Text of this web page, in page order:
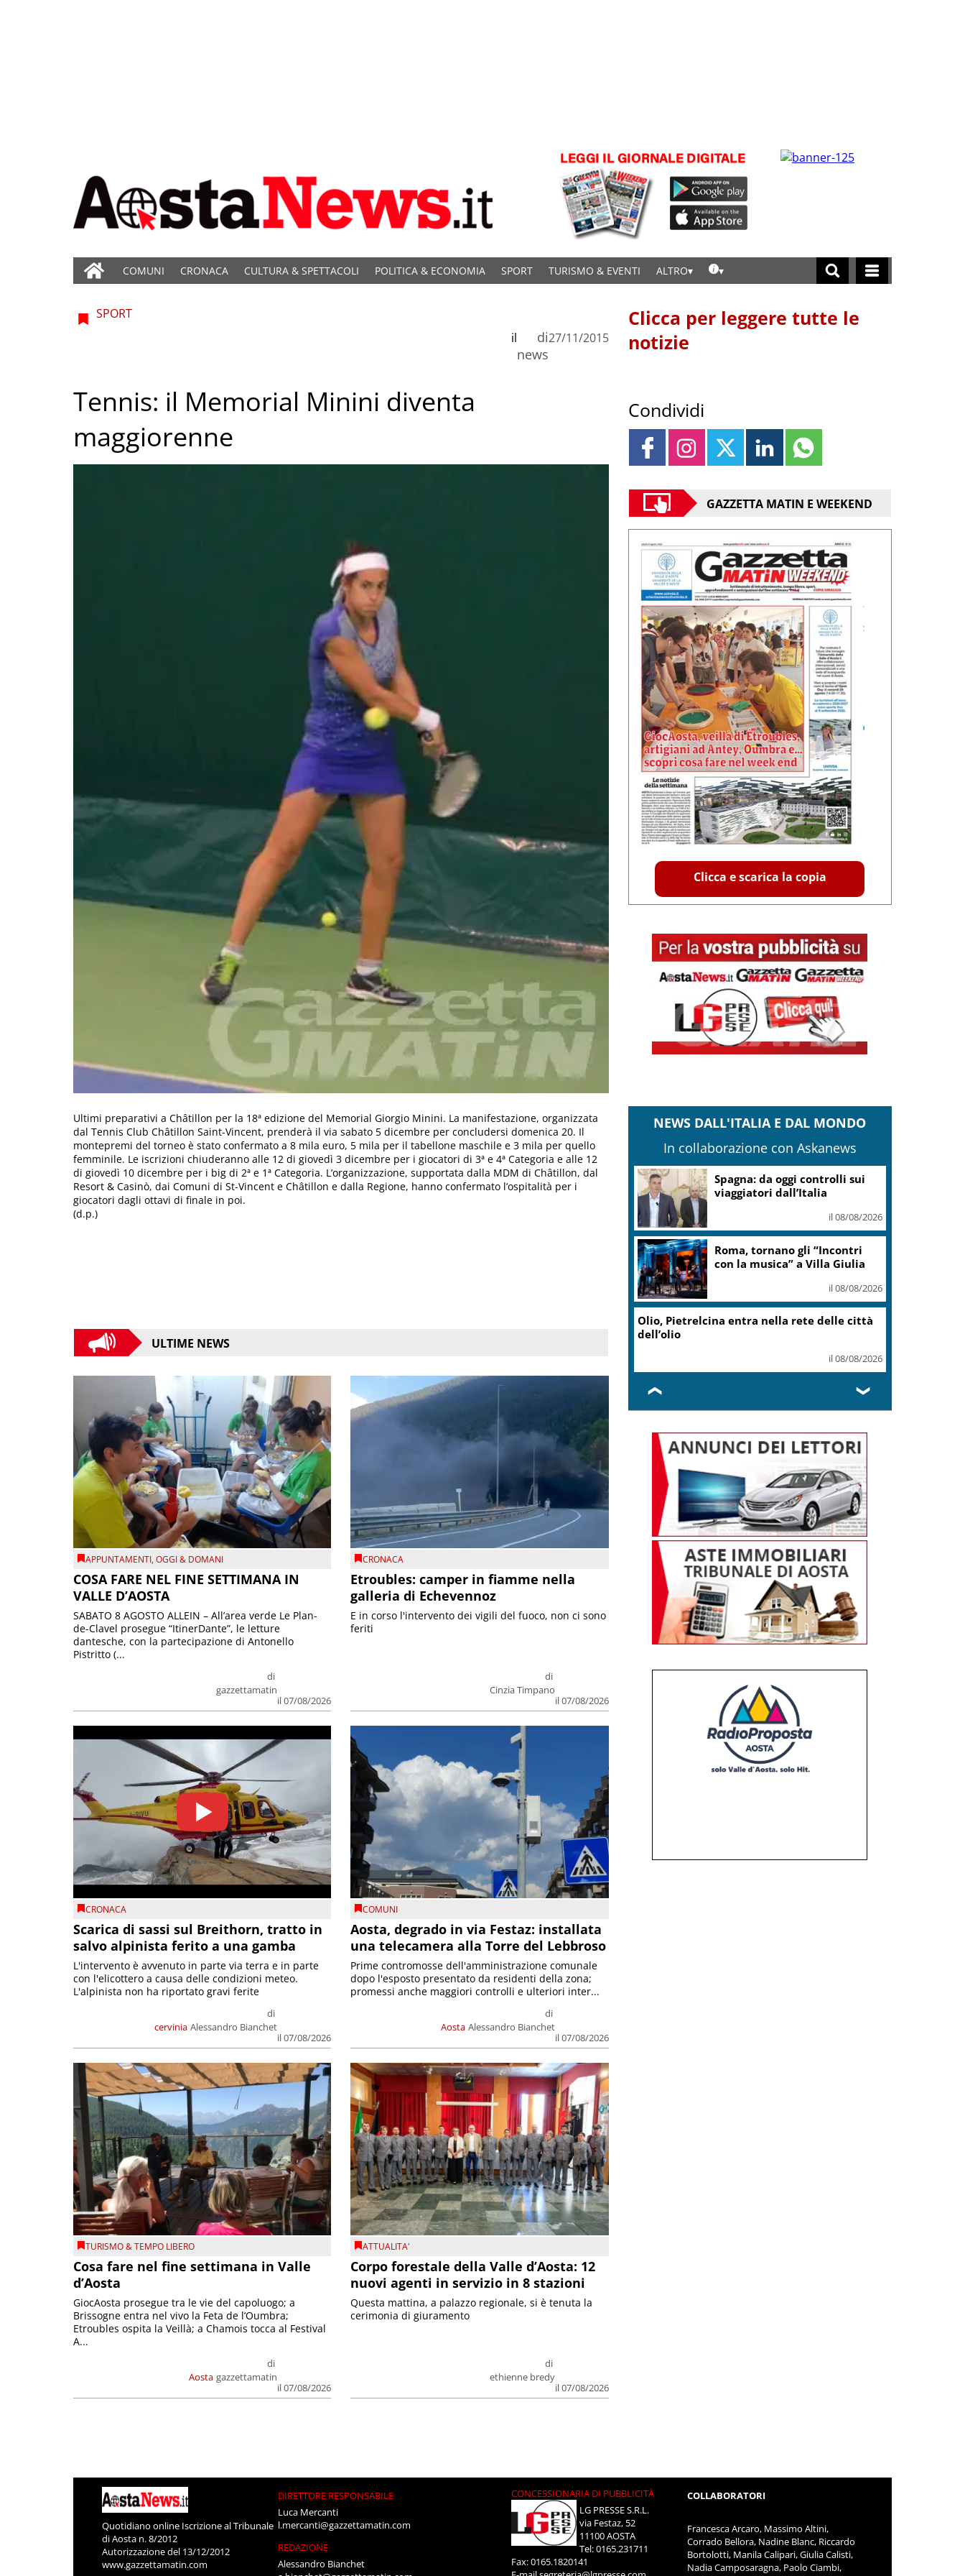
COMUNI CRONACA CULTURA & SPETTACOLI POLITICA & ECONOMIA SPORT TURISMO & EVENTI ALTRO
SPORT
di
news
il 27/11/2015
Tennis: il Memorial Minini diventa
maggiorenne
Ultimi preparativi a Châtillon per la 18ª edizione del Memorial Giorgio Minini. La manifestazione, organizzata
dal Tennis Club Châtillon Saint-Vincent, prenderà il via sabato 5 dicembre per concludersi domenica 20. Il
montepremi del torneo è stato confermato a 8 mila euro, 5 mila per il tabellone maschile e 3 mila per quello
femminile. Le iscrizioni chiuderanno alle 12 di giovedì 3 dicembre per i giocatori di 3ª e 4ª Categoria e alle 12
di giovedì 10 dicembre per i big di 2ª e 1ª Categoria. L’organizzazione, supportata dalla MDM di Châtillon, dal
Resort & Casinò, dai Comuni di St-Vincent e Châtillon e dalla Regione, hanno confermato l’ospitalità per i
giocatori dagli ottavi di finale in poi.
(d.p.)
ULTIME NEWS
APPUNTAMENTI,OGGI & DOMANI
COSA FARE NEL FINE SETTIMANA IN
VALLE D’AOSTA
di
gazzettamatin
il 07/08/2026
SABATO 8 AGOSTO ALLEIN – All’area verde Le Plan-
de-Clavel prosegue “ItinerDante”, le letture
dantesche, con la partecipazione di Antonello
Pistritto (...
CRONACA
Etroubles: camper in fiamme nella
galleria di Echevennoz
di
Cinzia Timpano
il 07/08/2026
E in corso l'intervento dei vigili del fuoco, non ci sono
feriti
CRONACA
Scarica di sassi sul Breithorn, tratto in
salvo alpinista ferito a una gamba
cervinia
di
Alessandro Bianchet
il 07/08/2026
L'intervento è avvenuto in parte via terra e in parte
con l'elicottero a causa delle condizioni meteo.
L'alpinista non ha riportato gravi ferite
COMUNI
Aosta, degrado in via Festaz: installata
una telecamera alla Torre del Lebbroso
Aosta
di
Alessandro Bianchet
il 07/08/2026
Prime contromosse dell'amministrazione comunale
dopo l'esposto presentato da residenti della zona;
promessi anche maggiori controlli e ulteriori inter...
TURISMO & TEMPO LIBERO
Cosa fare nel fine settimana in Valle
d’Aosta
Aosta
di
gazzettamatin
il 07/08/2026
GiocAosta prosegue tra le vie del capoluogo; a
Brissogne entra nel vivo la Feta de l’Oumbra;
Etroubles ospita la Veillà; a Chamois tocca al Festival
A...
ATTUALITA'
Corpo forestale della Valle d’Aosta: 12
nuovi agenti in servizio in 8 stazioni
di
ethienne bredy
il 07/08/2026
Questa mattina, a palazzo regionale, si è tenuta la
cerimonia di giuramento
Clicca per leggere tutte le
notizie
Condividi
GAZZETTA MATIN E WEEKEND
Clicca e scarica la copia
NEWS DALL'ITALIA E DAL MONDO
In collaborazione con Askanews
Spagna: da oggi controlli sui
viaggiatori dall’Italia
il 08/08/2026
Roma, tornano gli “Incontri
con la musica” a Villa Giulia
il 08/08/2026
Olio, Pietrelcina entra nella rete delle città
dell’olio
il 08/08/2026
❮ ❯
Quotidiano online Iscrizione al Tribunale
di Aosta n. 8/2012
Autorizzazione del 13/12/2012
www.gazzettamatin.com
DIRETTORE RESPONSABILE
Luca Mercanti
l.mercanti@gazzettamatin.com
REDAZIONE
Alessandro Bianchet
CONCESSIONARIA DI PUBBLICITÀ
LG PRESSE S.R.L.
via Festaz, 52
11100 AOSTA
Tel: 0165.231711
Fax: 0165.1820141
COLLABORATORI
Francesca Arcaro, Massimo Altini,
Corrado Bellora, Nadine Blanc, Riccardo
Bortolotti, Manila Calipari, Giulia Calisti,
Nadia Camposaragna, Paolo Ciambi,